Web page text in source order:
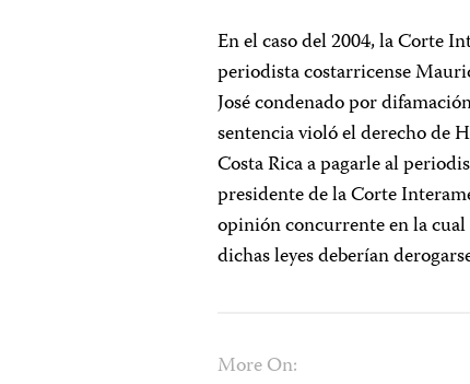
En el caso del 2004, la Corte
periodista costarricense
José condenado por
sentencia violó el derecho de
Costa Rica a pagarle al
presidente de la Corte
opinión concurrente en la
dichas leyes deberían
More On: